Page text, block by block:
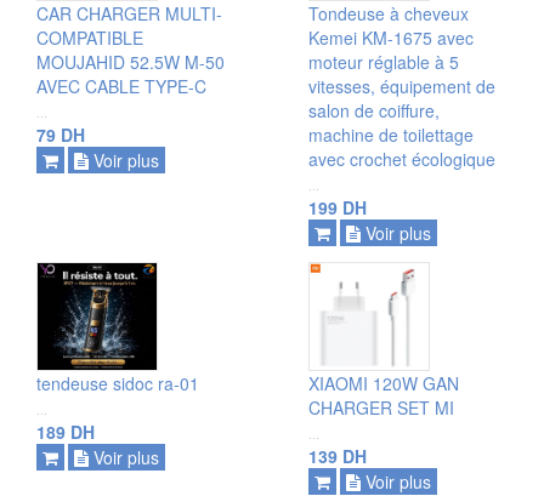
voir plus
CAR CHARGER MULTI-
COMPATIBLE
MOUJAHID 52.5W M-50
AVEC CABLE TYPE-C
...
79 DH
Voir plus
voir plus
Tondeuse à cheveux
Kemei KM-1675 avec
moteur réglable à 5
vitesses, équipement de
salon de coiffure,
machine de toilettage
avec crochet écologique
...
199 DH
Voir plus
ajouter
tendeuse sidoc ra-01
...
189 DH
Voir plus
voir plus
XIAOMI 120W GAN
CHARGER SET MI
...
139 DH
Voir plus